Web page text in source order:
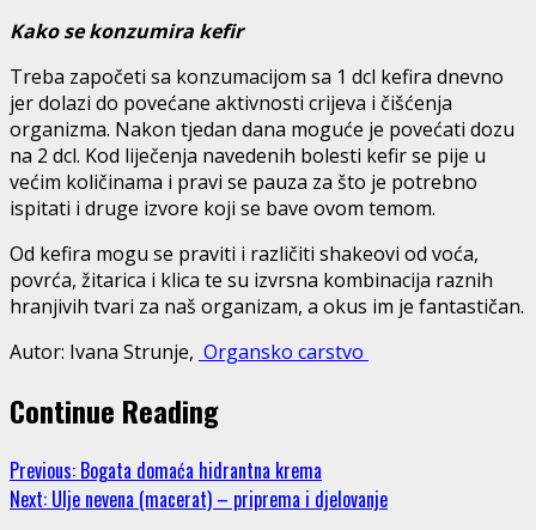
Kako se konzumira kefir
Treba započeti sa konzumacijom sa 1 dcl kefira dnevno
jer dolazi do povećane aktivnosti crijeva i čišćenja
organizma. Nakon tjedan dana moguće je povećati dozu
na 2 dcl. Kod liječenja navedenih bolesti kefir se pije u
većim količinama i pravi se pauza za što je potrebno
ispitati i druge izvore koji se bave ovom temom.
Od kefira mogu se praviti i različiti shakeovi od voća,
povrća, žitarica i klica te su izvrsna kombinacija raznih
hranjivih tvari za naš organizam, a okus im je fantastičan.
Autor: Ivana Strunje, Organsko carstvo
Continue Reading
Previous: Bogata domaća hidrantna krema
Next: Ulje nevena (macerat) – priprema i djelovanje